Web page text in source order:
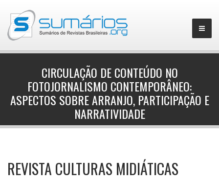
CIRCULAÇÃO DE CONTEÚDO NO
FOTOJORNALISMO CONTEMPORÂNEO:
ASPECTOS SOBRE ARRANJO, PARTICIPAÇÃO E
NARRATIVIDADE
REVISTA CULTURAS MIDIÁTICAS